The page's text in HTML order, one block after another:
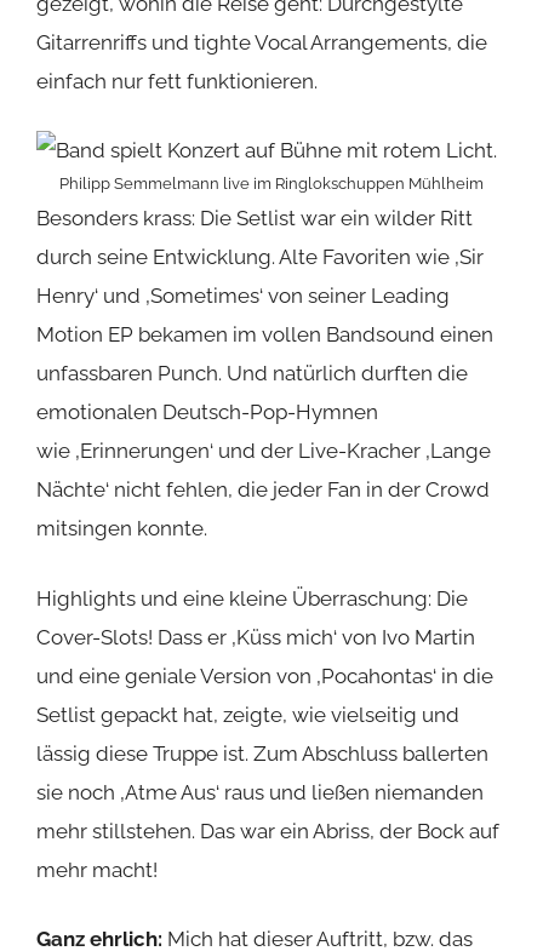
Gitarrenriffs und tighte Vocal Arrangements, die
einfach nur fett funktionieren.
Philipp Semmelmann live im Ringlokschuppen Mühlheim
Besonders krass: Die Setlist war ein wilder Ritt
durch seine Entwicklung. Alte Favoriten wie ‚Sir
Henry‘ und ‚Sometimes‘ von seiner Leading
Motion EP bekamen im vollen Bandsound einen
unfassbaren Punch. Und natürlich durften die
emotionalen Deutsch-Pop-Hymnen
wie ‚Erinnerungen‘ und der Live-Kracher ‚Lange
Nächte‘ nicht fehlen, die jeder Fan in der Crowd
mitsingen konnte.
Highlights und eine kleine Überraschung: Die
Cover-Slots! Dass er ‚Küss mich‘ von Ivo Martin
und eine geniale Version von ‚Pocahontas‘ in die
Setlist gepackt hat, zeigte, wie vielseitig und
lässig diese Truppe ist. Zum Abschluss ballerten
sie noch ‚Atme Aus‘ raus und ließen niemanden
mehr stillstehen. Das war ein Abriss, der Bock auf
mehr macht!
Ganz ehrlich: Mich hat dieser Auftritt, bzw. das